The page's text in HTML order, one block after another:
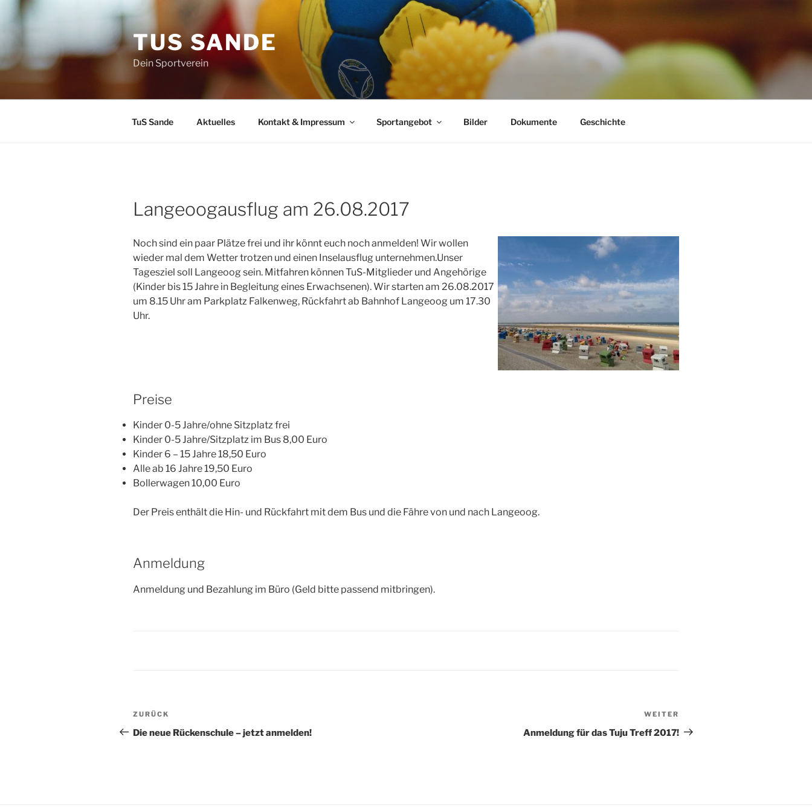
TUS SANDE
Dein Sportverein
TuS Sande Aktuelles Kontakt & Impressum Sportangebot Bilder Dokumente Geschichte
Langeoogausflug am 26.08.2017
Noch sind ein paar Plätze frei und ihr könnt euch noch anmelden! Wir wollen
wieder mal dem Wetter trotzen und einen Inselausflug unternehmen.Unser
Tagesziel soll Langeoog sein. Mitfahren können TuS-Mitglieder und Angehörige
(Kinder bis 15 Jahre in Begleitung eines Erwachsenen). Wir starten am 26.08.2017
um 8.15 Uhr am Parkplatz Falkenweg, Rückfahrt ab Bahnhof Langeoog um 17.30
Uhr.
Preise
Kinder 0-5 Jahre/ohne Sitzplatz frei
Kinder 0-5 Jahre/Sitzplatz im Bus 8,00 Euro
Kinder 6 – 15 Jahre 18,50 Euro
Alle ab 16 Jahre 19,50 Euro
Bollerwagen 10,00 Euro
Der Preis enthält die Hin- und Rückfahrt mit dem Bus und die Fähre von und nach Langeoog.
Anmeldung
Anmeldung und Bezahlung im Büro (Geld bitte passend mitbringen).
Beitragsnavigation
Vorheriger
Beitrag
ZURÜCK
Die neue Rückenschule – jetzt anmelden!
Beitrag
WEITER
Anmeldung für das Tuju Treff 2017!